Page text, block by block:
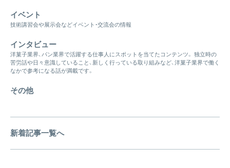
イベント
技術講習会や展示会などイベント・交流会の情報
インタビュー
洋菓子業界、パン業界で活躍する仕事人にスポットを当てたコンテンツ。 独立時の
苦労話や日々意識していること、新しく行っている取り組みなど、洋菓子業界で働く
なかで参考になる話が満載です。
その他
新着記事一覧へ